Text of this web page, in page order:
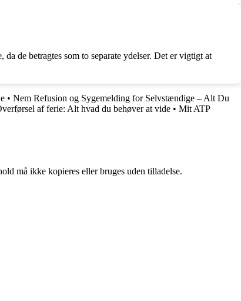
de betragtes som to separate ydelser. Det er vigtigt at
• Nem Refusion og Sygemelding for Selvstændige – Alt Du
af ferie: Alt hvad du behøver at vide • Mit ATP
må ikke kopieres eller bruges uden tilladelse.